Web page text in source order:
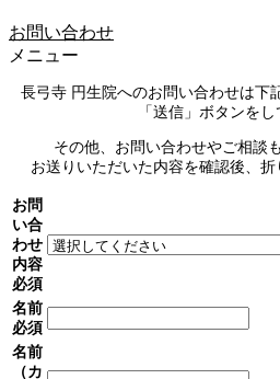
お問い合わせ
メニュー
長弓寺 円生院へのお問い合わせは下
「送信」ボタンをし
その他、お問い合わせやご相談
お送りいただいた内容を確認後、折
お問
い合
わせ
内容
必須
名前
必須
名前
（カ